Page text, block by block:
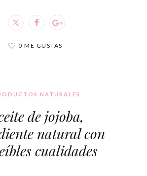
0 ME GUSTAS
NATURALES
de jojoba,
natural con
cualidades